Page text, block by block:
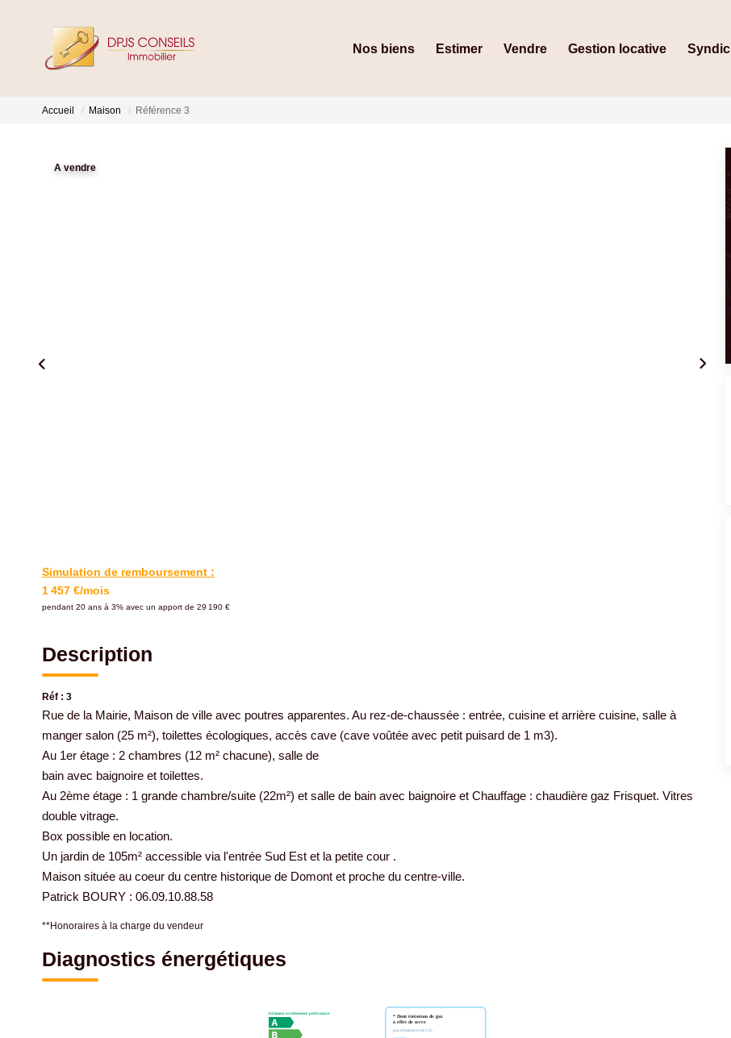
Nos biens Estimer Vendre Gestion locative Syndic
Accueil Maison Référence 3
A vendre
Simulation de remboursement :
1 457 €/mois
pendant 20 ans à 3% avec un apport de 29 190 €
Description
Réf : 3
Rue de la Mairie, Maison de ville avec poutres apparentes. Au rez-de-chaussée : entrée, cuisine et arrière cuisine, salle à
manger salon (25 m²), toilettes écologiques, accès cave (cave voûtée avec petit puisard de 1 m3).
Au 1er étage : 2 chambres (12 m² chacune), salle de
bain avec baignoire et toilettes.
Au 2ème étage : 1 grande chambre/suite (22m²) et salle de bain avec baignoire et Chauffage : chaudière gaz Frisquet. Vitres
double vitrage.
Box possible en location.
Un jardin de 105m² accessible via l'entrée Sud Est et la petite cour .
Maison située au coeur du centre historique de Domont et proche du centre-ville.
Patrick BOURY : 06.09.10.88.58
**Honoraires à la charge du vendeur
Diagnostics énergétiques